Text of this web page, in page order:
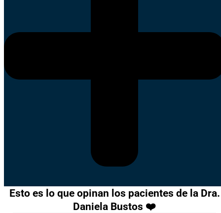
Esto es lo que opinan los pacientes de la Dra.
Daniela Bustos ❤️